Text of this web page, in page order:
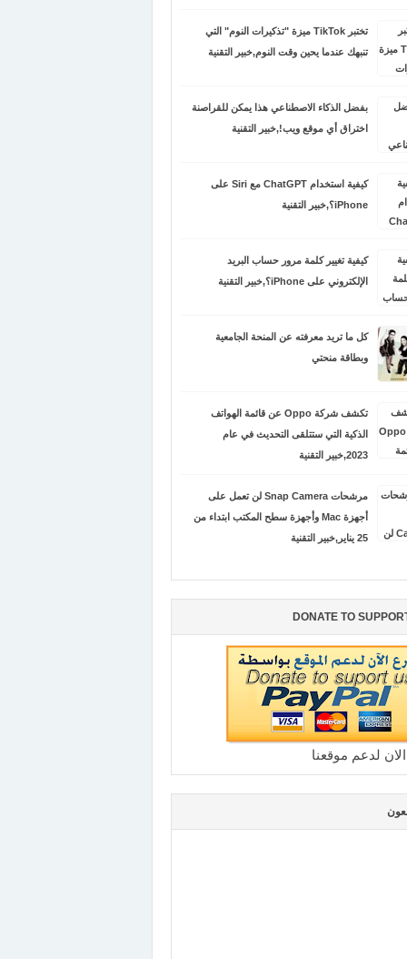
تختبر TikTok ميزة "تذكيرات النوم" التي
تنبهك عندما يحين وقت النوم,خبير التقنية
بفضل الذكاء الاصطناعي هذا يمكن للقراصنة
اختراق أي موقع ويب!,خبير التقنية
كيفية استخدام ChatGPT مع Siri على
iPhone؟,خبير التقنية
كيفية تغيير كلمة مرور حساب البريد
الإلكتروني على iPhone؟,خبير التقنية
كل ما تريد معرفته عن المنحة الجامعية
وبطاقة منحتي
تكشف شركة Oppo عن قائمة الهواتف
الذكية التي ستتلقى التحديث في عام
2023,خبير التقنية
مرشحات Snap Camera لن تعمل على
أجهزة Mac وأجهزة سطح المكتب ابتداء من
25 يناير,خبير التقنية
DONATE TO
لدعم موقعنا